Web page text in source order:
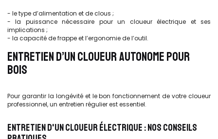
- le type d’alimentation et de clous ;
- la puissance nécessaire pour un cloueur électrique et ses
implications ;
- la capacité de frappe et l’ergonomie de l’outil.
ENTRETIEN D’UN CLOUEUR AUTONOME POUR
BOIS
Pour garantir la longévité et le bon fonctionnement de votre cloueur
professionnel, un entretien régulier est essentiel.
ENTRETIEN D'UN CLOUEUR ÉLECTRIQUE : NOS CONSEILS